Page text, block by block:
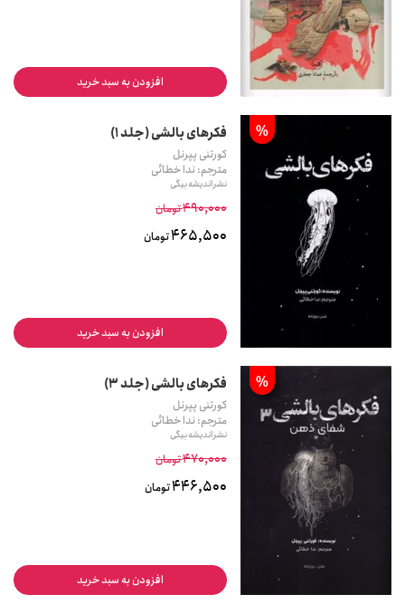
افزودن به سبد خرید
% فکرهای بالشی (جلد 1)
کورتنی پپرنل
مترجم: ندا خطائی
نشر اندیشه بیگی
490,000تومان
465,500تومان
افزودن به سبد خرید
% فکرهای بالشی (جلد 3)
کورتنی پپرنل
مترجم: ندا خطائی
نشر اندیشه بیگی
470,000تومان
446,500تومان
افزودن به سبد خرید